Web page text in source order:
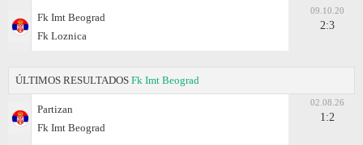
Fk Imt Beograd
Fk Loznica
09.10.20
2:3
ÚLTIMOS RESULTADOS Fk Imt Beograd
Partizan
Fk Imt Beograd
02.08.26
1:2